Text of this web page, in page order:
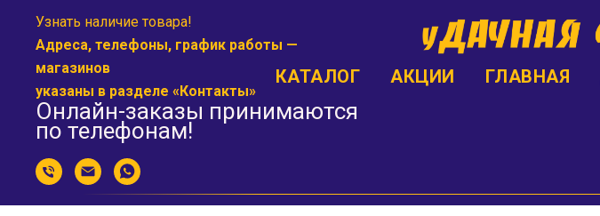
Узнать наличие товара!
Адреса, телефоны, график работы —
магазинов
указаны в разделе «Контакты»
Онлайн-заказы принимаются
по телефонам!
КАТАЛОГ АКЦИИ ГЛАВНАЯ